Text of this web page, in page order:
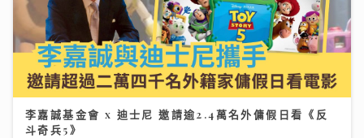
李嘉誠基金會 x 迪士尼 邀請逾2.4萬名外傭假日看《反
斗奇兵5》